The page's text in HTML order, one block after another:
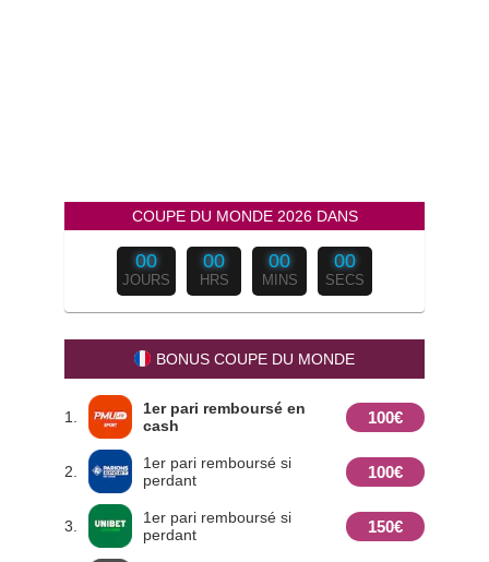
COUPE DU MONDE 2026 DANS
00
JOURS
00
HRS
00
MINS
00
SECS
BONUS COUPE DU MONDE
1.
1er pari remboursé en
cash
100€
2.
1er pari remboursé si
perdant
100€
3.
1er pari remboursé si
perdant
150€